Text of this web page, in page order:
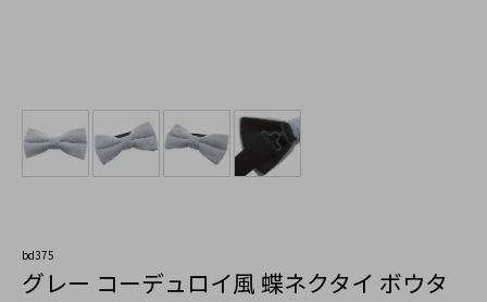
bd375
グレー コーデュロイ風 蝶ネクタイ ボウタ